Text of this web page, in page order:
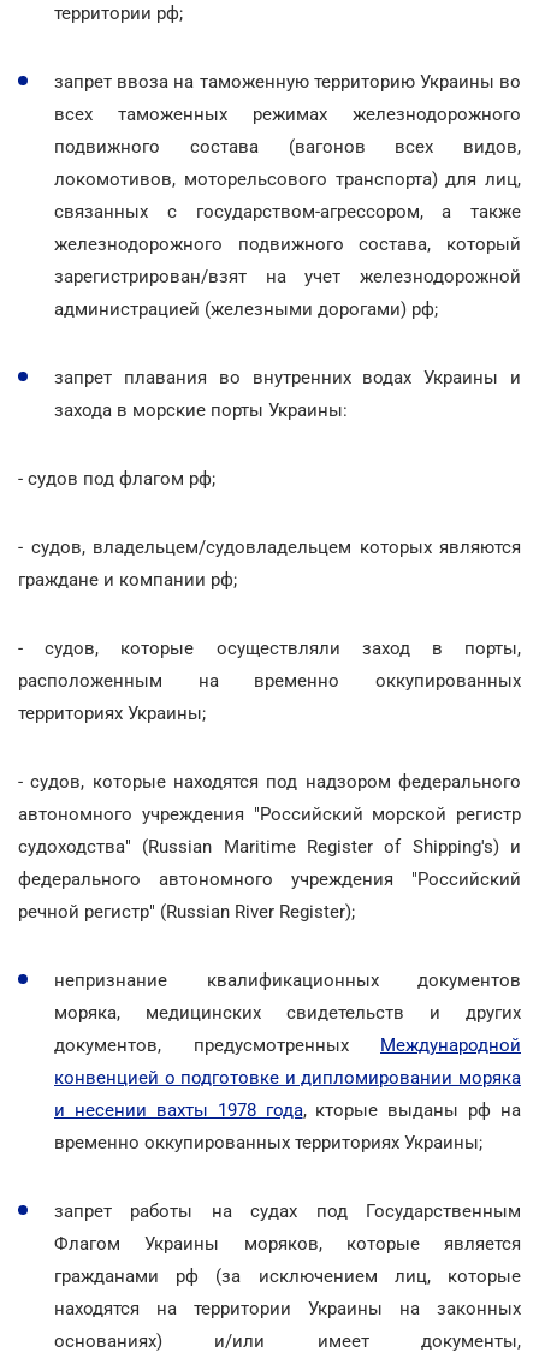
территории рф;
запрет ввоза на таможенную территорию Украины во
всех таможенных режимах железнодорожного
подвижного состава (вагонов всех видов,
локомотивов, моторельсового транспорта) для лиц,
связанных с государством-агрессором, а также
железнодорожного подвижного состава, который
зарегистрирован/взят на учет железнодорожной
администрацией (железными дорогами) рф;
запрет плавания во внутренних водах Украины и
захода в морские порты Украины:
- судов под флагом рф;
- судов, владельцем/судовладельцем которых являются
граждане и компании рф;
- судов, которые осуществляли заход в порты,
расположенным на временно оккупированных
территориях Украины;
- судов, которые находятся под надзором федерального
автономного учреждения "Российский морской регистр
судоходства" (Russian Maritime Register of Shipping's) и
федерального автономного учреждения "Российский
речной регистр" (Russian River Register);
непризнание квалификационных документов
моряка, медицинских свидетельств и других
документов, предусмотренных Международной
конвенцией о подготовке и дипломировании моряка
и несении вахты 1978 года, кторые выданы рф на
временно оккупированных территориях Украины;
запрет работы на судах под Государственным
Флагом Украины моряков, которые является
гражданами рф (за исключением лиц, которые
находятся на территории Украины на законных
основаниях) и/или имеет документы,